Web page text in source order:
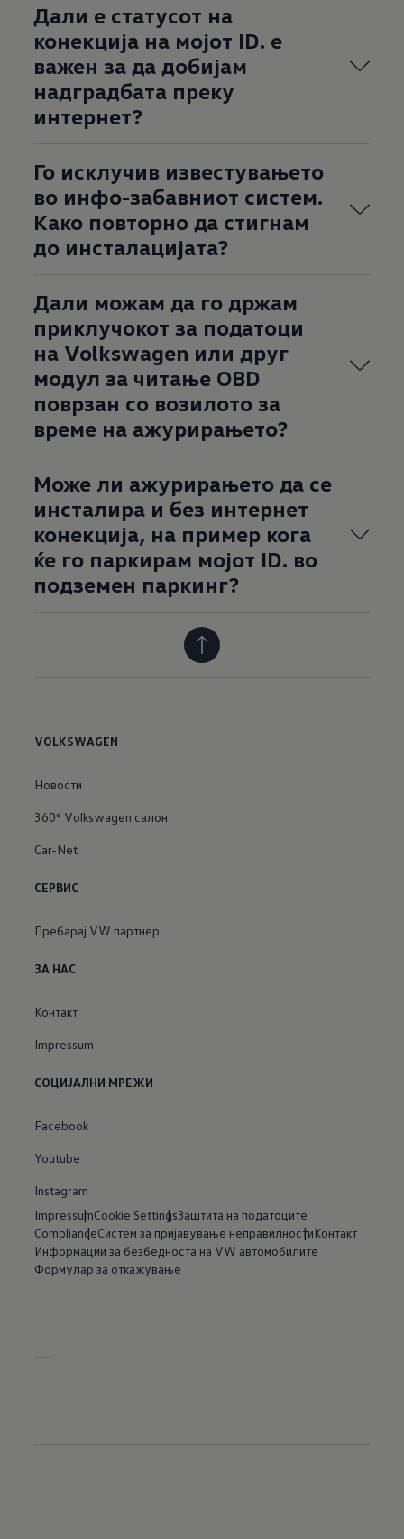
Дали е статусот на
конекција на мојот ID. e
важен за да добијам
надградбата преку
интернет?
Го исклучив известувањето
во инфо-забавниот систем.
Како повторно да стигнам
до инсталацијата?
Дали можам да го држам
приклучокот за податоци
на Volkswagen или друг
модул за читање OBD
поврзан со возилото за
време на ажурирањето?
Може ли ажурирањето да се
инсталира и без интернет
конекција, на пример кога
ќе го паркирам мојот ID. во
подземен паркинг?
VOLKSWAGEN
Новости
360° Volkswagen салон
Car-Net
СЕРВИС
Пребарај VW партнер
ЗА НАС
Контакт
Impressum
СОЦИЈАЛНИ МРЕЖИ
Facebook
Youtube
Instagram
ImpressumCookie SettingsЗаштита на податоците
ComplianceСистем за пријавување неправилностиКонтакт
Информации за безбедноста на VW автомобилите
Формулар за откажување